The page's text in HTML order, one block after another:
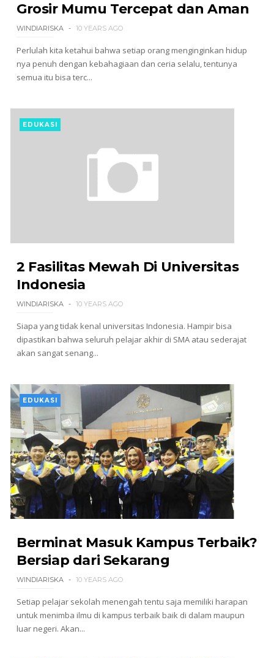
Grosir Mumu Tercepat dan Aman
WINDIARISKA 10 YEARS AGO
Perlulah kita ketahui bahwa setiap orang menginginkan hidup
nya penuh dengan kebahagiaan dan ceria selalu, tentunya
semua itu bisa terc...
EDUKASI
2 Fasilitas Mewah Di Universitas
Indonesia
WINDIARISKA 10 YEARS AGO
Siapa yang tidak kenal universitas Indonesia. Hampir bisa
dipastikan bahwa seluruh pelajar akhir di SMA atau sederajat
akan sangat senang...
EDUKASI
Berminat Masuk Kampus Terbaik?
Bersiap dari Sekarang
WINDIARISKA 10 YEARS AGO
Setiap pelajar sekolah menengah tentu saja memiliki harapan
untuk menimba ilmu di kampus terbaik baik di dalam maupun
luar negeri. Akan...